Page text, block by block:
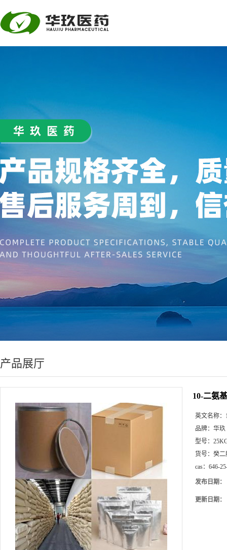
产品展厅
10-二氨
英文名称：
品牌： 华玖
型号：
货号： 癸二
cas： 646-
发布日期：
更新日期：